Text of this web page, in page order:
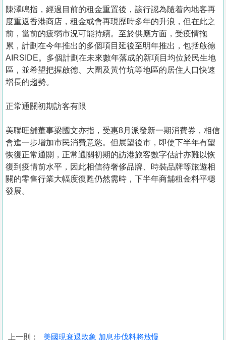
陳澤鳴指，經過目前的租金重置後，該行認為隨着內地客再
度重返香港商店，租金或會再現歷時多年的升浪，但在此之
前，當前的疲弱市況可能持續。至於供應方面，受疫情拖
累，計劃在今年推出的多個項目延後至明年推出，包括啟德
AIRSIDE。多個計劃在未來數年落成的新項目均位於民生地
區，並希望把握啟德、大圍及黃竹坑等地區的居住人口快速
增長的趨勢。
正常通關初期訪客有限
美聯旺舖董事梁國文亦指，受惠8月派發新一期消費券，相信
會進一步增加市民消費意慾。但展望後市，即使下半年有望
恢復正常通關，正常通關初期的訪港旅客數字估計亦難以恢
復到疫情前水平，因此相信待奢侈品牌、時裝品牌等旅遊相
關的零售行業大幅度復甦仍然需時，下半年商舖租金料平穩
發展。
上一則： 美國現衰退敗象 加息步伐料將放慢